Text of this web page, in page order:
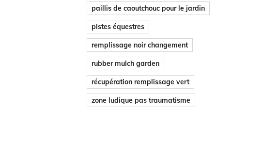
paillis de caoutchouc pour le jardin
pistes équestres
remplissage noir changement
rubber mulch garden
récupération remplissage vert
zone ludique pas traumatisme